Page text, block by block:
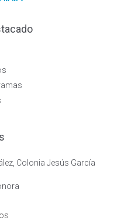
Colonia Jesús García